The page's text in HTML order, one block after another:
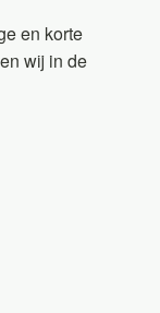
en korte
wij in de